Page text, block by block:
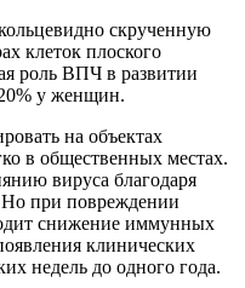
скрученную
клеток плоского
роль ВПЧ в развитии
у женщин.
на объектах
в общественных местах.
вируса благодаря
при повреждении
снижение иммунных
клинических
недель до одного года.